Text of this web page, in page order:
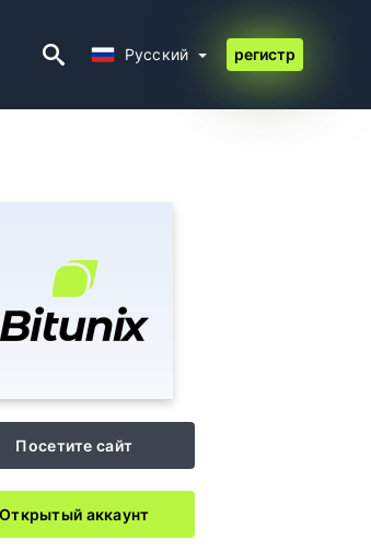
Русский регистр
Посетите сайт
Открытый аккаунт